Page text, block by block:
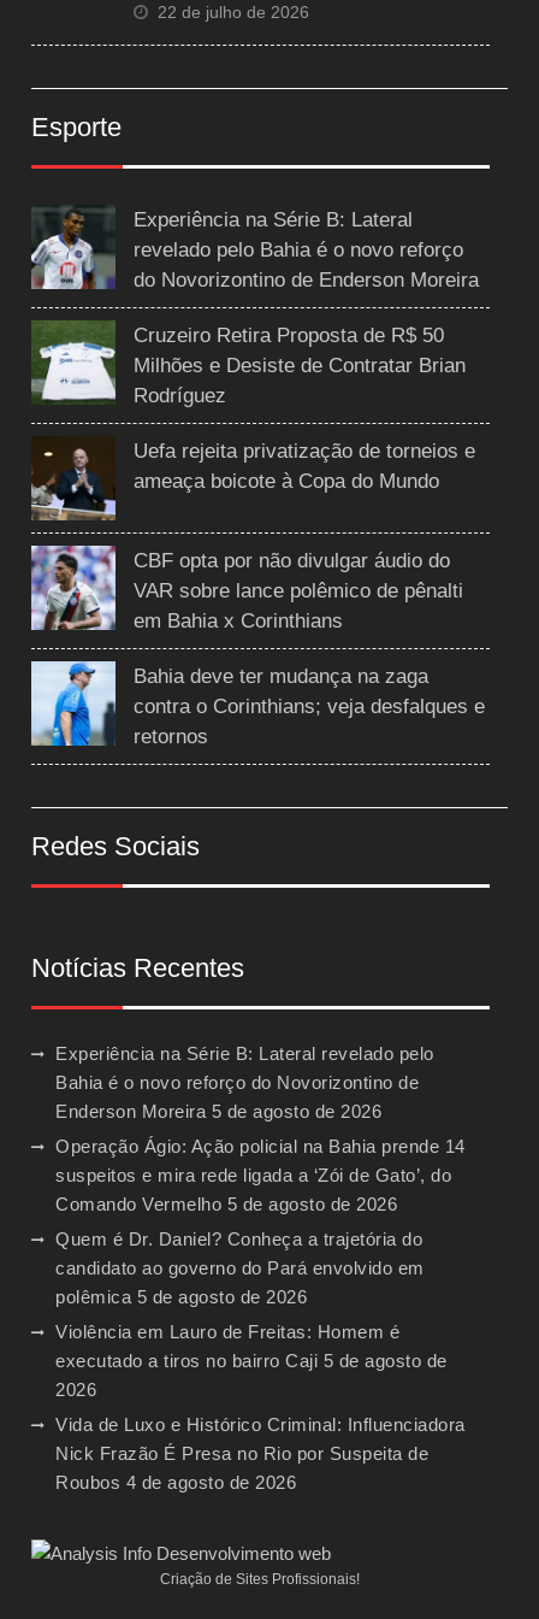
22 de julho de 2026
Esporte
Experiência na Série B: Lateral
revelado pelo Bahia é o novo reforço
do Novorizontino de Enderson Moreira
Cruzeiro Retira Proposta de R$ 50
Milhões e Desiste de Contratar Brian
Rodríguez
Uefa rejeita privatização de torneios e
ameaça boicote à Copa do Mundo
CBF opta por não divulgar áudio do
VAR sobre lance polêmico de pênalti
em Bahia x Corinthians
Bahia deve ter mudança na zaga
contra o Corinthians; veja desfalques e
retornos
Redes Sociais
Notícias Recentes
Experiência na Série B: Lateral revelado pelo
Bahia é o novo reforço do Novorizontino de
Enderson Moreira 5 de agosto de 2026
Operação Ágio: Ação policial na Bahia prende 14
suspeitos e mira rede ligada a ‘Zói de Gato’, do
Comando Vermelho 5 de agosto de 2026
Quem é Dr. Daniel? Conheça a trajetória do
candidato ao governo do Pará envolvido em
polêmica 5 de agosto de 2026
Violência em Lauro de Freitas: Homem é
executado a tiros no bairro Caji 5 de agosto de
2026
Vida de Luxo e Histórico Criminal: Influenciadora
Nick Frazão É Presa no Rio por Suspeita de
Roubos 4 de agosto de 2026
Criação de Sites Profissionais!